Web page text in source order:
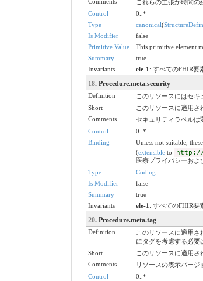
これらの主張が時間の
Control
0..*
Type
canonical(
Is Modifier
false
Primitive Value
This primitive element
Summary
true
Invariants
ele-1 : すべてのFHIR要
18. Procedure.meta.security
Definition
このリソースにはセ
Short
このリソースに適用さ
Comments
セキュリティラベルは
Control
0..*
Binding
Unless not suitable,
(extensibleto
医療プライバシーおよ
Type
Coding
Is Modifier
false
Summary
true
Invariants
ele-1 : すべてのFHIR要
20. Procedure.meta.tag
Definition
このリソースに適用
にタグを考慮する必要
Short
このリソースに適用さ
Comments
リソースの表示バー
Control
0..*